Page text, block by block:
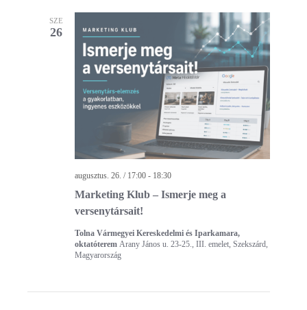
nézet
választás
SZE
26
Marketing Klub – Ismerje meg a
versenytársait!
augusztus. 26. / 17:00- 18:30
Tolna Vármegyei Kereskedelmi és Iparkamara,
oktatóterem Arany János u. 23-25., III. emelet, Szekszárd,
Magyarország